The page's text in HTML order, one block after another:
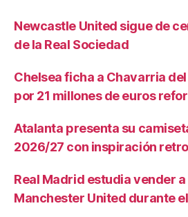
Newcastle United sigue de
de la Real Sociedad
Chelsea ficha a Chavarria
por 21 millones de euros
Atalanta presenta su
2026/27 con inspiración
Real Madrid estudia vender
Manchester United durante